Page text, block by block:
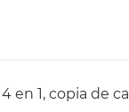
en 1, copia de